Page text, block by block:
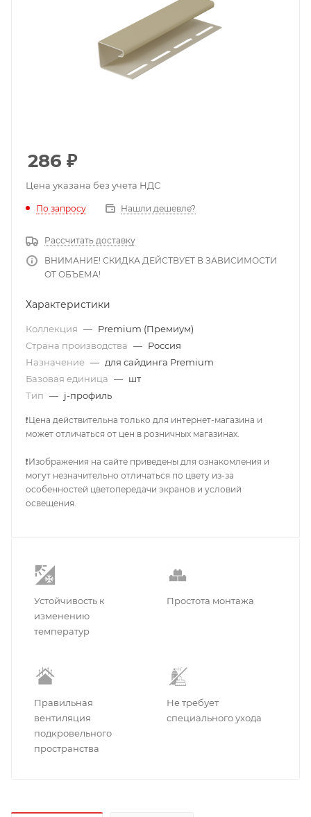
286 ₽
Цена указана без учета НДС
По запросу Нашли дешевле?
Рассчитать доставку
ВНИМАНИЕ! СКИДКА ДЕЙСТВУЕТ В ЗАВИСИМОСТИ
ОТ ОБЪЕМА!
Характеристики
Коллекция — Premium (Премиум)
Страна производства — Россия
Назначение — для сайдинга Premium
Базовая единица — шт
Тип — j-профиль
❗Цена действительна только для интернет-магазина и
может отличаться от цен в розничных магазинах.
❗Изображения на сайте приведены для ознакомления и
могут незначительно отличаться по цвету из-за
особенностей цветопередачи экранов и условий
освещения.
Устойчивость к
изменению
температур
Простота монтажа
Правильная
вентиляция
подкровельного
пространства
Не требует
специального ухода